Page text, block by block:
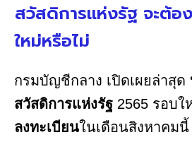
สวัสดิการแห่งรัฐ จะต้อ
ใหม่หรือไม่
กรมบัญชีกลาง เปิดเผยล่าสุด
สวัสดิการแห่งรัฐ 2565 รอบใ
ลงทะเบียนในเดือนสิงหาคม